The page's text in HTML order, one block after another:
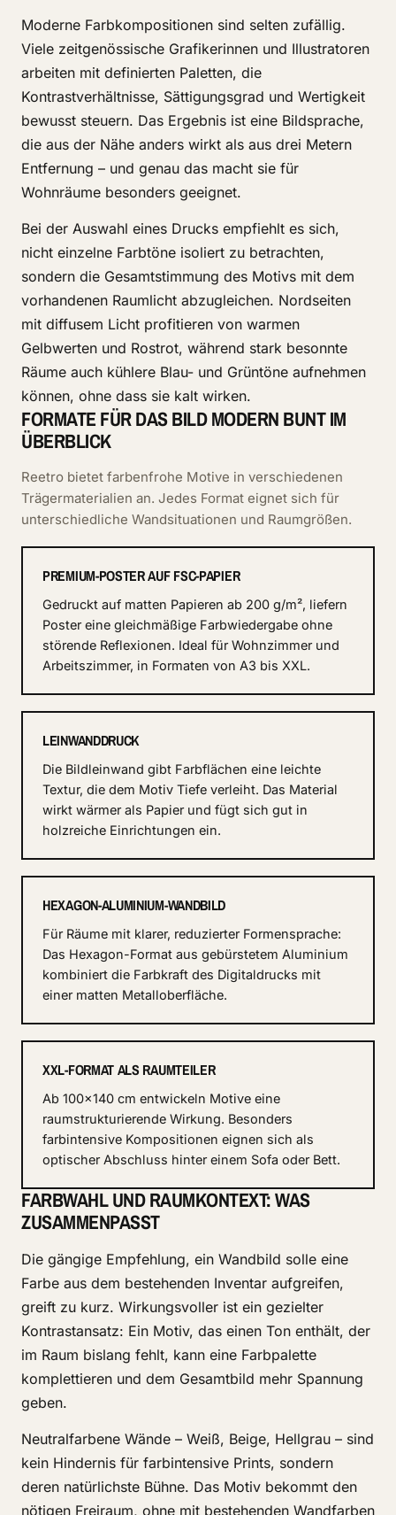
Moderne Farbkompositionen sind selten zufällig.
Viele zeitgenössische Grafikerinnen und Illustratoren
arbeiten mit definierten Paletten, die
Kontrastverhältnisse, Sättigungsgrad und Wertigkeit
bewusst steuern. Das Ergebnis ist eine Bildsprache,
die aus der Nähe anders wirkt als aus drei Metern
Entfernung – und genau das macht sie für
Wohnräume besonders geeignet.
Bei der Auswahl eines Drucks empfiehlt es sich,
nicht einzelne Farbtöne isoliert zu betrachten,
sondern die Gesamtstimmung des Motivs mit dem
vorhandenen Raumlicht abzugleichen. Nordseiten
mit diffusem Licht profitieren von warmen
Gelbwerten und Rostrot, während stark besonnte
Räume auch kühlere Blau- und Grüntöne aufnehmen
können, ohne dass sie kalt wirken.
FORMATE FÜR DAS BILD MODERN BUNT IM
ÜBERBLICK
Reetro bietet farbenfrohe Motive in verschiedenen
Trägermaterialien an. Jedes Format eignet sich für
unterschiedliche Wandsituationen und Raumgrößen.
PREMIUM-POSTER AUF FSC-PAPIER
Gedruckt auf matten Papieren ab 200 g/m², liefern
Poster eine gleichmäßige Farbwiedergabe ohne
störende Reflexionen. Ideal für Wohnzimmer und
Arbeitszimmer, in Formaten von A3 bis XXL.
LEINWANDDRUCK
Die Bildleinwand gibt Farbflächen eine leichte
Textur, die dem Motiv Tiefe verleiht. Das Material
wirkt wärmer als Papier und fügt sich gut in
holzreiche Einrichtungen ein.
HEXAGON-ALUMINIUM-WANDBILD
Für Räume mit klarer, reduzierter Formensprache:
Das Hexagon-Format aus gebürstetem Aluminium
kombiniert die Farbkraft des Digitaldrucks mit
einer matten Metalloberfläche.
XXL-FORMAT ALS RAUMTEILER
Ab 100×140 cm entwickeln Motive eine
raumstrukturierende Wirkung. Besonders
farbintensive Kompositionen eignen sich als
optischer Abschluss hinter einem Sofa oder Bett.
FARBWAHL UND RAUMKONTEXT: WAS
ZUSAMMENPASST
Die gängige Empfehlung, ein Wandbild solle eine
Farbe aus dem bestehenden Inventar aufgreifen,
greift zu kurz. Wirkungsvoller ist ein gezielter
Kontrastansatz: Ein Motiv, das einen Ton enthält, der
im Raum bislang fehlt, kann eine Farbpalette
komplettieren und dem Gesamtbild mehr Spannung
geben.
Neutralfarbene Wände – Weiß, Beige, Hellgrau – sind
kein Hindernis für farbintensive Prints, sondern
deren natürlichste Bühne. Das Motiv bekommt den
nötigen Freiraum, ohne mit bestehenden Wandfarben